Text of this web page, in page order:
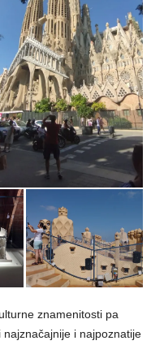
znamenitosti pa
i najpoznatije